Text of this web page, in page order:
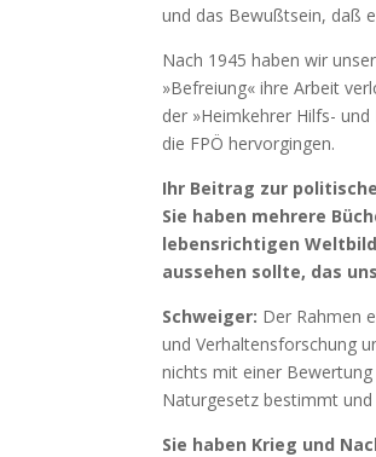
und das Bewußtsein, daß
Nach 1945 haben wir
»Befreiung« ihre Arbeit
der »Heimkehrer Hilfs-
die FPÖ hervorgingen.
Ihr Beitrag zur
Sie haben mehrere
lebensrichtigen
aussehen sollte, das
Schweiger: Der Rahmen
und Verhaltensforschung
nichts mit einer
Naturgesetz bestimmt
Sie haben Krieg und